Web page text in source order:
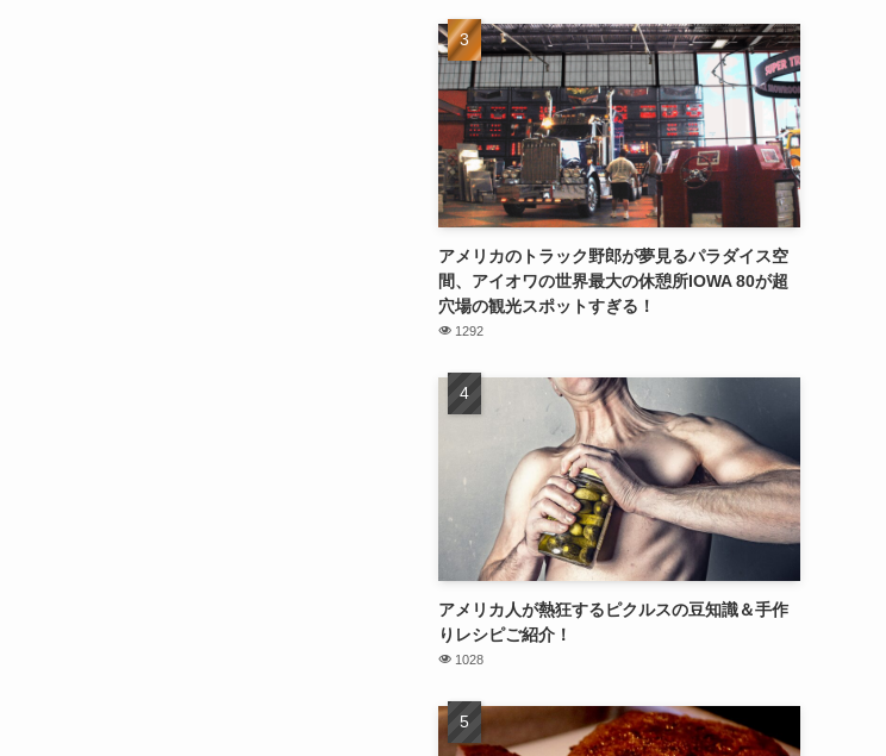
アメリカのトラック野郎が夢見るパラダイス空
間、アイオワの世界最大の休憩所IOWA 80が超
穴場の観光スポットすぎる！
1292
アメリカ人が熱狂するピクルスの豆知識＆手作
りレシピご紹介！
1028